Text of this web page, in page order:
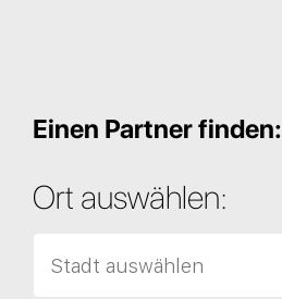
Einen Partner finden:
Ort auswählen: